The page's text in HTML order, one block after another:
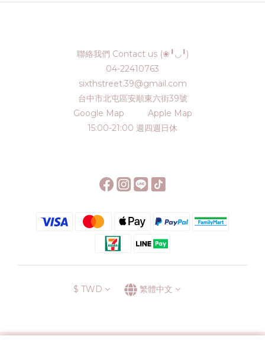
聯絡我們 Contact us (❀╹◡╹)
04-22410763
sixthstreet.39@gmail.com
台中市北屯區安順東六街39號
Google Map
Apple Map
15:00-21:00 週四週日休
$ TWD 繁體中文